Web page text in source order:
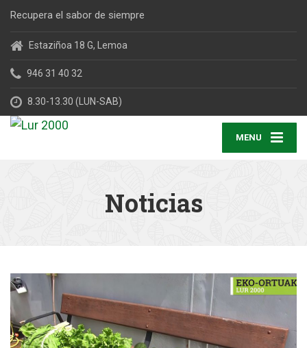
Recupera el sabor de siempre
Estaziñoa 18 G, Lemoa
946 31 40 32
8.30-13.30 (LUN-SAB)
MENU
Noticias